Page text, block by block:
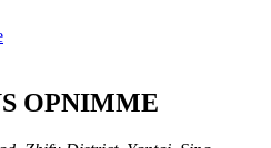
OPNIMME